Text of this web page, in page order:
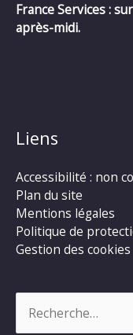
France Services :
après-midi.
Liens
Accessibilité : non
Plan du site
Mentions légales
Politique de
Gestion des cookies